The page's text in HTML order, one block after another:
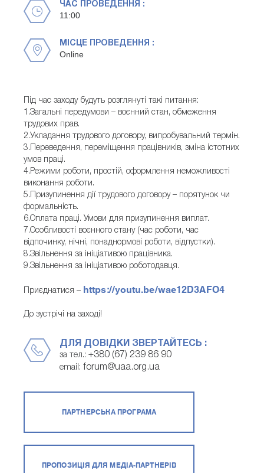
ЧАС ПРОВЕДЕННЯ :
11:00
МІСЦЕ ПРОВЕДЕННЯ :
Online
Під час заходу будуть розглянуті такі питання:
1.Загальні передумови – воєнний стан, обмеження
трудових прав.
2.Укладання трудового договору, випробувальний термін.
3.Переведення, переміщення працівників, зміна істотних
умов праці.
4.Режими роботи, простій, оформлення неможливості
виконання роботи.
5.Призупинення дії трудового договору – порятунок чи
формальність.
6.Оплата праці. Умови для призупинення виплат.
7.Особливості воєнного стану (час роботи, час
відпочинку, нічні, понаднормові роботи, відпустки).
8.Звільнення за ініціативою працівника.
9.Звільнення за ініціативою роботодавця.
Приєднатися – https://youtu.be/wae12D3AFO4
До зустрічі на заході!
ДЛЯ ДОВІДКИ ЗВЕРТАЙТЕСЬ :
за тел.: +380 (67) 239 86 90
email: forum@uaa.org.ua
ПАРТНЕРСЬКА ПРОГРАМА
ПРОПОЗИЦІЯ ДЛЯ МЕДІА-ПАРТНЕРІВ